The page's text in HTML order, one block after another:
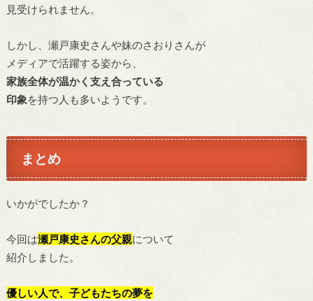
見受けられません。
しかし、瀬戸康史さんや妹のさおりさんが
メディアで活躍する姿から、
家族全体が温かく支え合っている
印象を持つ人も多いようです。
まとめ
いかがでしたか？
今回は瀬戸康史さんの父親について
紹介しました。
優しい人で、子どもたちの夢を